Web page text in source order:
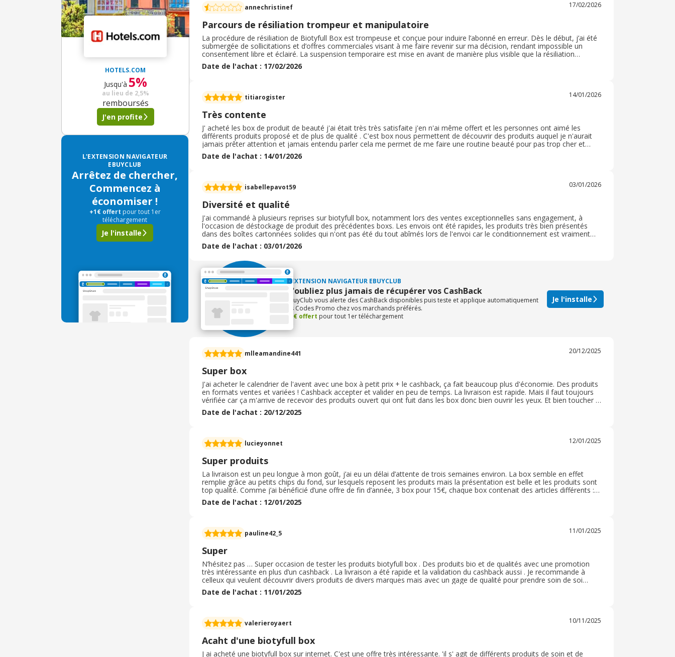
HOTELS.COM
Jusqu'à 5%
au lieu de 2,5%
remboursés
J'en profite
L'EXTENSION NAVIGATEUR
EBUYCLUB
Arrêtez de chercher,
Commencez à
économiser !
+1€ offert pour tout 1er
téléchargement
Je l'installe
annechristinef 17/02/2026
Parcours de résiliation trompeur et manipulatoire
La procédure de résiliation de Biotyfull Box est trompeuse et conçue pour induire l’abonné en erreur. Dès le début, j’ai été
submergée de sollicitations et d’offres commerciales visant à me faire revenir sur ma décision, rendant impossible un
consentement libre et éclairé. La suspension temporaire est mise en avant de manière plus visible que la résiliation
définitive, et le parcours guide l’abonné vers un choix non désiré. Ce fonctionnement déloyal illustre une pratique
commerciale manipulatrice et nécessite une vigilance accrue.
Date de l'achat : 17/02/2026
titiarogister 14/01/2026
Très contente
J' acheté les box de produit de beauté j'ai était très très satisfaite j'en n'ai même offert et les personnes ont aimé les
différents produits proposé et de plus de qualité . C'est box nous permettent de découvrir des produits auquel je n'aurait
jamais prêter attention et jamais entendu parler cela me permet de me faire une routine beauté pour pas trop cher et
sans crainte d'abîmer ma peau. Je recommande c'est achats de box si besoin de produit bien. évidement. Tout est bien
expliquer avec leur petites cartes à l'intérieur pour ne pas se tromper dans l'ordre des crèmes.
Date de l'achat : 14/01/2026
isabellepavot59 03/01/2026
Diversité et qualité
J'ai commandé à plusieurs reprises sur biotyfull box, notamment lors des ventes exceptionnelles sans engagement, à
l'occasion de déstockage de produit des précédentes boxs. Les envois ont été rapides, les produits très bien présentés
dans des boîtes cartonnées solides qui n'ont pas été du tout abîmés lors de l'envoi car le conditionnement est vraiment
très adapté. Les produits reçus sont variés, et si nous ne les utilisons pas, cela permet de faire des cadeaux à nos proches.
Les produits sont de qualité.
Date de l'achat : 03/01/2026
L'EXTENSION NAVIGATEUR EBUYCLUB
N'oubliez plus jamais de récupérer vos CashBack
eBuyClub vous alerte des CashBack disponibles puis teste et applique automatiquement
les Codes Promo chez vos marchands préférés.
+1€ offert pour tout 1er téléchargement
Je l'installe
mlleamandine441 20/12/2025
Super box
J'ai acheter le calendrier de l'avent avec une box à petit prix + le cashback, ça fait beaucoup plus d'économie. Des produits
en formats ventes et variées ! Cashback accepter et valider en peu de temps. La livraison est rapide. Mais il faut toujours
vérifiée car ça m'arrive de recevoir des produits ouvert qui ont fuit dans les box donc bien ouvrir les yeux. Et bien toucher le
colis car les livreurs les pousses très fort dans la boîte aux lettres pour que ça rentre et donc détruit tout. Et l'odeur des
box, ça sent très bon !
Date de l'achat : 20/12/2025
lucieyonnet 12/01/2025
Super produits
La livraison est un peu longue à mon goût, j’ai eu un délai d’attente de trois semaines environ. La box semble en effet
remplie grâce au petits chips du fond, sur lesquels reposent les produits mais la présentation est belle et les produits sont
top qualité. Comme j’ai bénéficié d’une offre de fin d’année, 3 box pour 15€, chaque box contenait des articles différents :
des sérums de jour, du blush en stick, de la crème hydratante pour les mains, crème de nuit, du gel douche, un gommage
pour le corps …. Sinon, le prix classique de l’abonnement ne m’aurais jamais convaincu de tester ces box.
Date de l'achat : 12/01/2025
pauline42_5 11/01/2025
Super
N’hésitez pas … Super occasion de tester les produits biotyfull box . Des produits bio et de qualités avec une promotion
très intéressante en plus d’un cashback . La livraison a été rapide et la validation du cashback aussi . Je recommande à
celleux qui veulent découvrir divers produits de divers marques mais avec un gage de qualité pour prendre soin de soi
même et des autres . En ce plus dans les box il y avait des bijoux qui font toujours plaisir au moment des fêtes. Je
renouvellerai l’expérience
Date de l'achat : 11/01/2025
valerieroyaert 10/11/2025
Acaht d'une biotyfull box
J ai acheté une biotyfull box sur internet. C'est une offre très intéressante. 'il s' agit de différents produits de soin et de